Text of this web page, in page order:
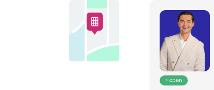
• open